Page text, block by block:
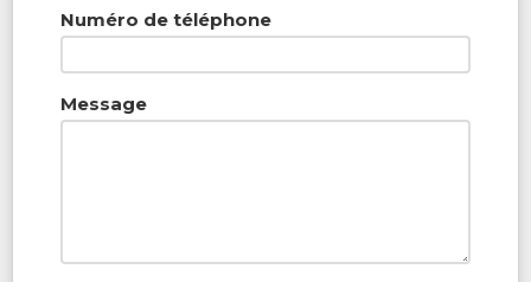
Numéro de téléphone
Message